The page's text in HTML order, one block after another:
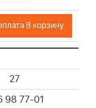
В корзину
27
98 77-01